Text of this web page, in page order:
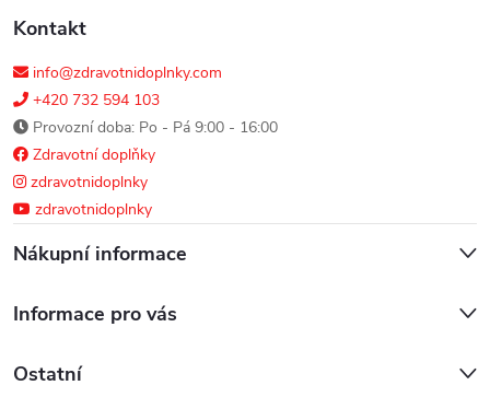
Kontakt
info@zdravotnidoplnky.com
+420 732 594 103
Provozní doba: Po - Pá 9:00 - 16:00
Zdravotní doplňky
zdravotnidoplnky
zdravotnidoplnky
Nákupní informace
Informace pro vás
Ostatní